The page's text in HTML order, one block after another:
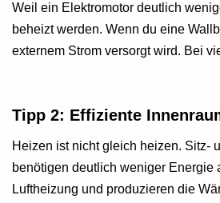
Weil ein Elektromotor deutlich
beheizt werden. Wenn du eine
externem Strom versorgt wird. Bei
Tipp 2: Effiziente
Heizen ist nicht gleich heizen. Sitz-
benötigen deutlich weniger Energie
Luftheizung und produzieren die